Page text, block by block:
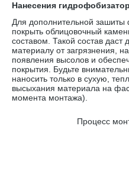
Нанесения
Для дополнительной
покрыть облицовочный
составом. Такой состав
материалу от загрязнения,
появления высолов и
покрытия. Будьте
наносить только в сухую,
высыхания материала на
момента монтажа).
Процесс